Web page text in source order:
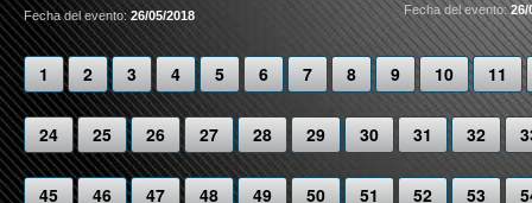
Fecha del evento:26/05/2018 Fecha del evento:26/
1 2 3 4 5 6 7 8 9 10 11
24 25 26 27 28 29 30 31 32
45 46 47 48 49 50 51 52 53